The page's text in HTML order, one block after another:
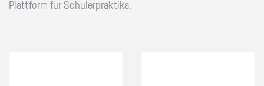
Plattform für Schülerpraktika.